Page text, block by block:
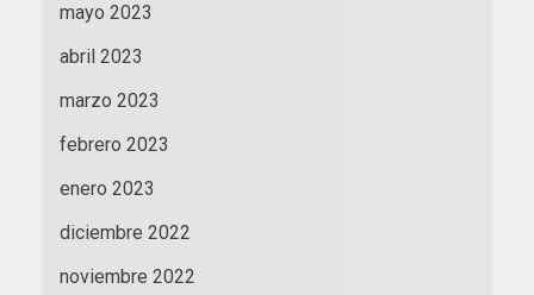
mayo 2023
abril 2023
marzo 2023
febrero 2023
enero 2023
diciembre 2022
noviembre 2022